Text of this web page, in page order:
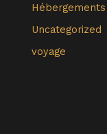
Hébergements
Uncategorized
voyage